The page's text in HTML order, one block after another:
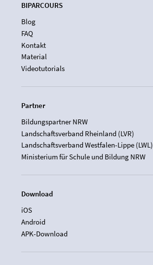
BIPARCOURS
Blog
FAQ
Kontakt
Material
Videotutorials
Partner
Bildungspartner NRW
Landschaftsverband Rheinland (LVR)
Landschaftsverband Westfalen-Lippe (LWL)
Ministerium für Schule und Bildung NRW
Download
iOS
Android
APK-Download